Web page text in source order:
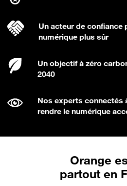
Un acteur de confiance
numérique plus sûr
Un objectif à zéro
2040
Nos experts connectés
rendre le numérique
Orange
partout en